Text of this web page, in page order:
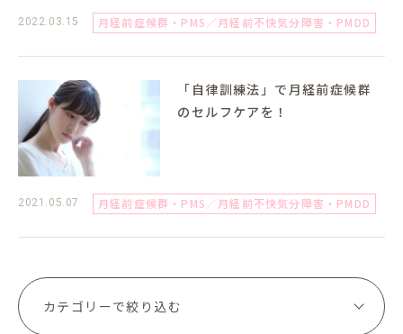
2022.03.15 月経前症候群・PMS／月経前不快気分障害・PMDD
「自律訓練法」で月経前症候群
のセルフケアを！
2021.05.07 月経前症候群・PMS／月経前不快気分障害・PMDD